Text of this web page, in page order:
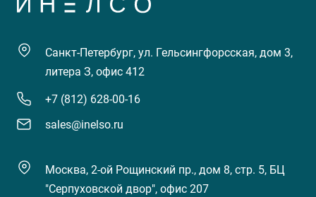
Санкт-Петербург, ул. Гельсингфорсская, дом 3,
литера З, офис 412
+7 (812) 628-00-16
sales@inelso.ru
Москва, 2-ой Рощинский пр., дом 8, стр. 5, БЦ
"Серпуховской двор", офис 207